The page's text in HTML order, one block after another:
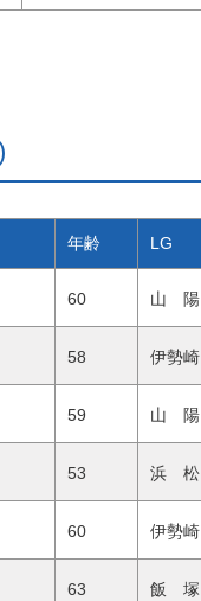
年齢 LG
60 山 陽
58 伊勢崎
59 山 陽
53 浜 松
60 伊勢崎
63 飯 塚